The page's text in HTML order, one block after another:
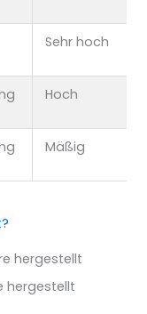
Sehr hoch
Hoch
Mäßig
hergestellt